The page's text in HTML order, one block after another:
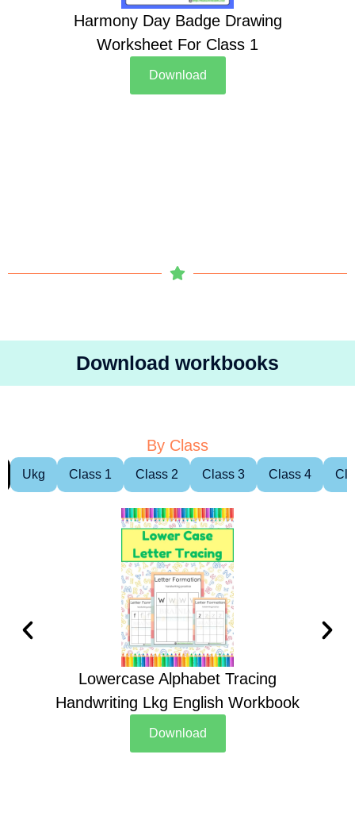
Harmony Day Badge Drawing
Worksheet For Class 1
Download
Download workbooks
By Class
Ukg Class 1 Class 2 Class 3 Class 4
Lowercase Alphabet Tracing
Handwriting Lkg English Workbook
Download